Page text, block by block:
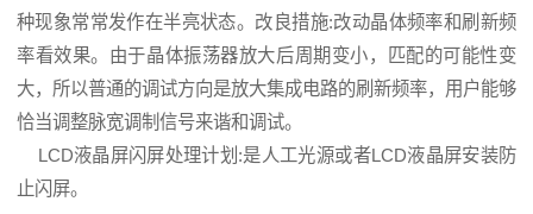
种现象常常发作在半亮状态。改良措施:改动晶体频率和刷新频
率看效果。由于晶体振荡器放大后周期变小，匹配的可能性变
大，所以普通的调试方向是放大集成电路的刷新频率，用户能够
恰当调整脉宽调制信号来谐和调试。
LCD液晶屏闪屏处理计划:是人工光源或者LCD液晶屏安装防
止闪屏。